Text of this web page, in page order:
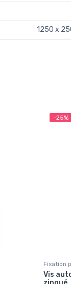
1250 x
-25%
Fixation
Vis